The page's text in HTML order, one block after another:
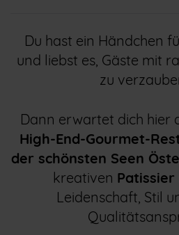
Du hast ein Händchen
und liebst es, Gäste mit
zu
Dann erwartet dich hier
High-End-Gourmet-
der schönsten Seen
kreativen
Leidenschaft, Stil